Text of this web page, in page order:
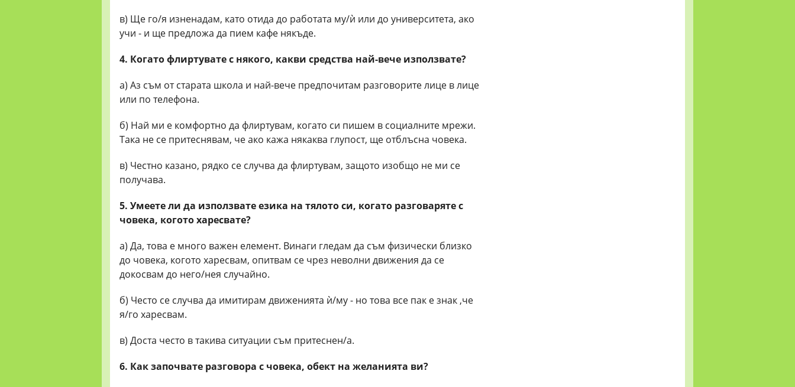
в) Ще го/я изненадам, като отида до работата му/ѝ или до университета, ако
учи - и ще предложа да пием кафе някъде.
4. Когато флиртувате с някого, какви средства най-вече използвате?
а) Аз съм от старата школа и най-вече предпочитам разговорите лице в лице
или по телефона.
б) Най ми е комфортно да флиртувам, когато си пишем в социалните мрежи.
Така не се притеснявам, че ако кажа някаква глупост, ще отблъсна човека.
в) Честно казано, рядко се случва да флиртувам, защото изобщо не ми се
получава.
5. Умеете ли да използвате езика на тялото си, когато разговаряте с
човека, когото харесвате?
а) Да, това е много важен елемент. Винаги гледам да съм физически близко
до човека, когото харесвам, опитвам се чрез неволни движения да се
докосвам до него/нея случайно.
б) Често се случва да имитирам движенията ѝ/му - но това все пак е знак ,че
я/го харесвам.
в) Доста често в такива ситуации съм притеснен/а.
6. Как започвате разговора с човека, обект на желанията ви?